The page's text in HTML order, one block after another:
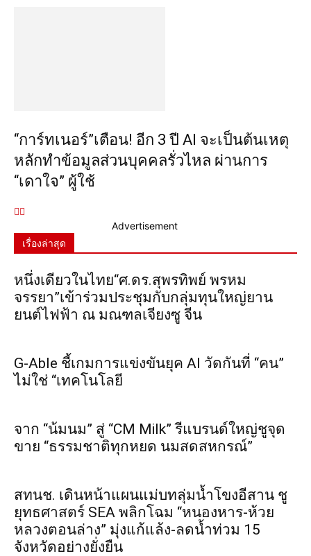
“การ์ทเนอร์”เตือน! อีก 3 ปี AI จะเป็นต้นเหตุ
หลักทำข้อมูลส่วนบุคคลรั่วไหล ผ่านการ
“เดาใจ” ผู้ใช้
Advertisement
เรื่องล่าสุด
หนึ่งเดียวในไทย“ศ.ดร.สุพรทิพย์ พรหม
จรรยา”เข้าร่วมประชุมกับกลุ่มทุนใหญ่ยาน
ยนต์ไฟฟ้า ณ มณฑลเจียงซู จีน
G-Able ชี้เกมการแข่งขันยุค AI วัดกันที่ “คน”
ไม่ใช่ “เทคโนโลยี
จาก “น้มนม” สู่ “CM Milk” รีแบรนด์ใหญ่ชูจุด
ขาย “ธรรมชาติทุกหยด นมสดสหกรณ์”
สทนช. เดินหน้าแผนแม่บทลุ่มน้ำโขงอีสาน ชู
ยุทธศาสตร์ SEA พลิกโฉม “หนองหาร-ห้วย
หลวงตอนล่าง” มุ่งแก้แล้ง-ลดน้ำท่วม 15
จังหวัดอย่างยั่งยืน